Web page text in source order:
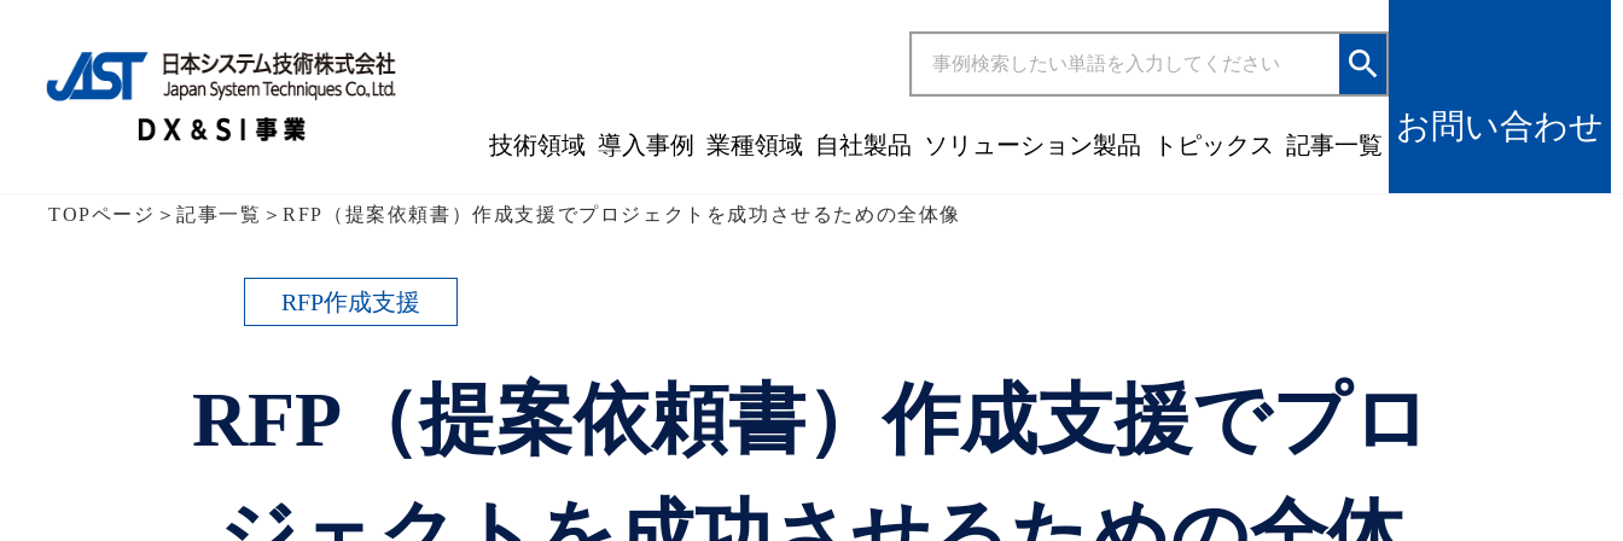
TOPページ ＞記事一覧 ＞RFP（提案依頼書）作成支援でプロジェクトを成功させるための全体像
search
技術領域 導入事例 業種領域 自社製品 ソリューション製品 トピックス 記事一覧
お問い合わせ
RFP作成支援
RFP（提案依頼書）作成支援でプロ